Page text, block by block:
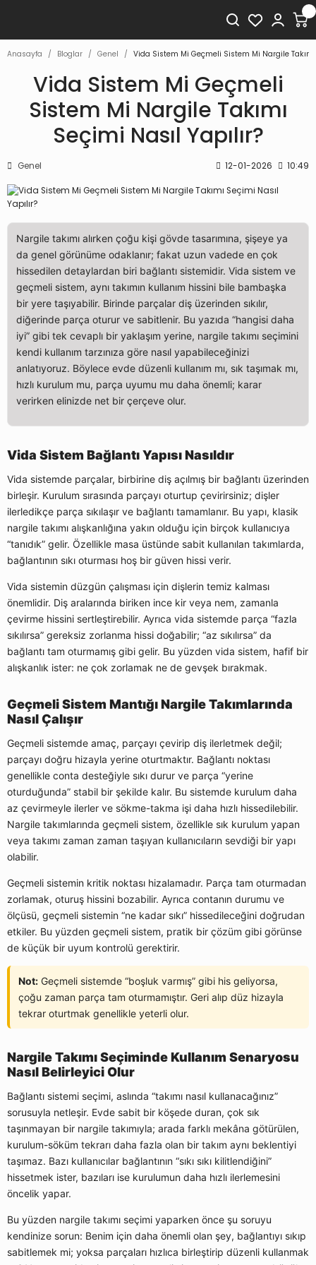
Anasayfa Bloglar Genel Vida Sistem Mi Geçmeli Sistem Mi Nargile Takımı
Vida Sistem Mi Geçmeli
Sistem Mi Nargile Takımı
Seçimi Nasıl Yapılır?
Genel 12-01-2026 10:49
Nargile takımı alırken çoğu kişi gövde tasarımına, şişeye ya
da genel görünüme odaklanır; fakat uzun vadede en çok
hissedilen detaylardan biri bağlantı sistemidir. Vida sistem ve
geçmeli sistem, aynı takımın kullanım hissini bile bambaşka
bir yere taşıyabilir. Birinde parçalar diş üzerinden sıkılır,
diğerinde parça oturur ve sabitlenir. Bu yazıda “hangisi daha
iyi” gibi tek cevaplı bir yaklaşım yerine, nargile takımı seçimini
kendi kullanım tarzınıza göre nasıl yapabileceğinizi
anlatıyoruz. Böylece evde düzenli kullanım mı, sık taşımak mı,
hızlı kurulum mu, parça uyumu mu daha önemli; karar
verirken elinizde net bir çerçeve olur.
Vida Sistem Bağlantı Yapısı Nasıldır
Vida sistemde parçalar, birbirine diş açılmış bir bağlantı üzerinden
birleşir. Kurulum sırasında parçayı oturtup çevirirsiniz; dişler
ilerledikçe parça sıkılaşır ve bağlantı tamamlanır. Bu yapı, klasik
nargile takımı alışkanlığına yakın olduğu için birçok kullanıcıya
“tanıdık” gelir. Özellikle masa üstünde sabit kullanılan takımlarda,
bağlantının sıkı oturması hoş bir güven hissi verir.
Vida sistemin düzgün çalışması için dişlerin temiz kalması
önemlidir. Diş aralarında biriken ince kir veya nem, zamanla
çevirme hissini sertleştirebilir. Ayrıca vida sistemde parça “fazla
sıkılırsa” gereksiz zorlanma hissi doğabilir; “az sıkılırsa” da
bağlantı tam oturmamış gibi gelir. Bu yüzden vida sistem, hafif bir
alışkanlık ister: ne çok zorlamak ne de gevşek bırakmak.
Geçmeli Sistem Mantığı Nargile Takımlarında
Nasıl Çalışır
Geçmeli sistemde amaç, parçayı çevirip diş ilerletmek değil;
parçayı doğru hizayla yerine oturtmaktır. Bağlantı noktası
genellikle conta desteğiyle sıkı durur ve parça “yerine
oturduğunda” stabil bir şekilde kalır. Bu sistemde kurulum daha
az çevirmeyle ilerler ve sökme-takma işi daha hızlı hissedilebilir.
Nargile takımlarında geçmeli sistem, özellikle sık kurulum yapan
veya takımı zaman zaman taşıyan kullanıcıların sevdiği bir yapı
olabilir.
Geçmeli sistemin kritik noktası hizalamadır. Parça tam oturmadan
zorlamak, oturuş hissini bozabilir. Ayrıca contanın durumu ve
ölçüsü, geçmeli sistemin “ne kadar sıkı” hissedileceğini doğrudan
etkiler. Bu yüzden geçmeli sistem, pratik bir çözüm gibi görünse
de küçük bir uyum kontrolü gerektirir.
Not: Geçmeli sistemde “boşluk varmış” gibi his geliyorsa,
çoğu zaman parça tam oturmamıştır. Geri alıp düz hizayla
tekrar oturtmak genellikle yeterli olur.
Nargile Takımı Seçiminde Kullanım Senaryosu
Nasıl Belirleyici Olur
Bağlantı sistemi seçimi, aslında “takımı nasıl kullanacağınız”
sorusuyla netleşir. Evde sabit bir köşede duran, çok sık
taşınmayan bir nargile takımıyla; arada farklı mekâna götürülen,
kurulum-söküm tekrarı daha fazla olan bir takım aynı beklentiyi
taşımaz. Bazı kullanıcılar bağlantının “sıkı sıkı kilitlendiğini”
hissetmek ister, bazıları ise kurulumun daha hızlı ilerlemesini
öncelik yapar.
Bu yüzden nargile takımı seçimi yaparken önce şu soruyu
kendinize sorun: Benim için daha önemli olan şey, bağlantıyı sıkıp
sabitlemek mi; yoksa parçaları hızlıca birleştirip düzenli kullanmak